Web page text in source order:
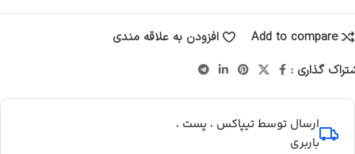
Add to compare
افزودن به علاقه مندی
گذاری :
ارسال توسط تیپاکس ، پست ،
باربری